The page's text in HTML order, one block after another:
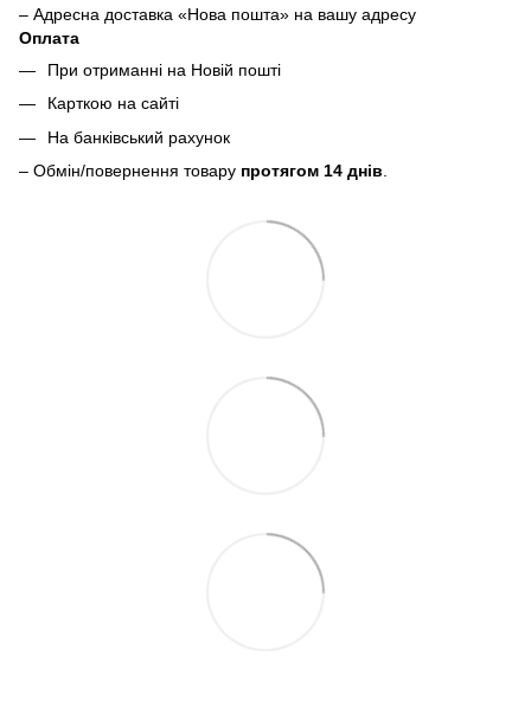
– Адресна доставка «Нова пошта» на вашу адресу
Оплата
При отриманні на Новій пошті
Карткою на сайті
На банківський рахунок
– Обмін/повернення товару протягом 14 днів